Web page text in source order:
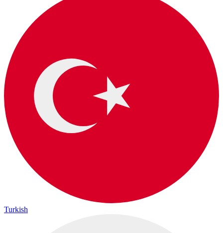
Turkish